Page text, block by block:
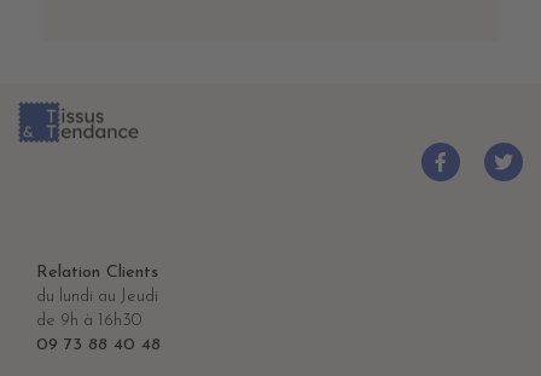
Relation Clients
du lundi au Jeudi
de 9h à 16h30
09 73 88 40 48